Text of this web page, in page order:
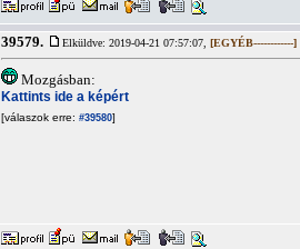
39579. Elküldve: 2019-04-21 07:57:07, [EGYÉB------------]
Mozgásban:
Kattints ide a képért
[válaszok erre: #39580]